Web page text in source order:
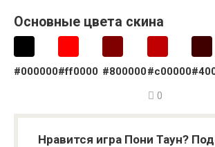
Основные цвета скина
#000000#ff0000 #800000#c00000
0
Нравится игра Пони Таун?